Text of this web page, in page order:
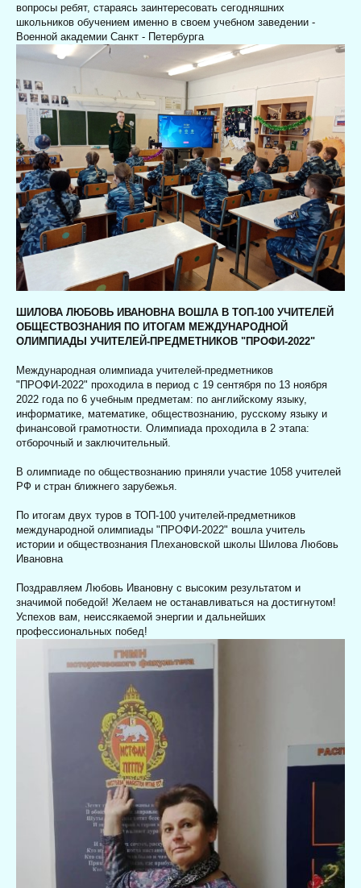
вопросы ребят, стараясь заинтересовать сегодняшних
школьников обучением именно в своем учебном заведении -
Военной академии Санкт - Петербурга
ШИЛОВА ЛЮБОВЬ ИВАНОВНА ВОШЛА В ТОП-100 УЧИТЕЛЕЙ
ОБЩЕСТВОЗНАНИЯ ПО ИТОГАМ МЕЖДУНАРОДНОЙ
ОЛИМПИАДЫ УЧИТЕЛЕЙ-ПРЕДМЕТНИКОВ "ПРОФИ-2022"
Международная олимпиада учителей-предметников
"ПРОФИ-2022" проходила в период с 19 сентября по 13 ноября
2022 года по 6 учебным предметам: по английскому языку,
информатике, математике, обществознанию, русскому языку и
финансовой грамотности. Олимпиада проходила в 2 этапа:
отборочный и заключительный.
В олимпиаде по обществознанию приняли участие 1058 учителей
РФ и стран ближнего зарубежья.
По итогам двух туров в ТОП-100 учителей-предметников
международной олимпиады "ПРОФИ-2022" вошла учитель
истории и обществознания Плехановской школы Шилова Любовь
Ивановна
Поздравляем Любовь Ивановну с высоким результатом и
значимой победой! Желаем не останавливаться на достигнутом!
Успехов вам, неиссякаемой энергии и дальнейших
профессиональных побед!